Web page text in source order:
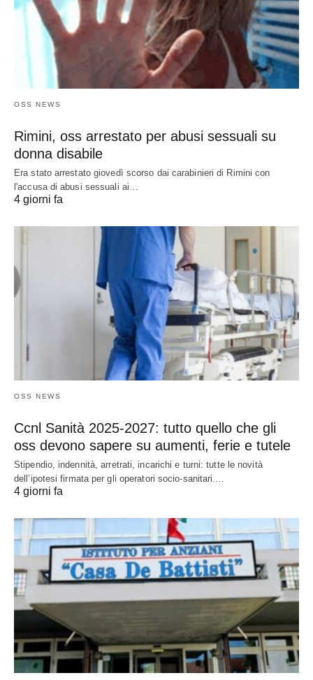
OSS NEWS
Rimini, oss arrestato per abusi sessuali su
donna disabile
Era stato arrestato giovedì scorso dai carabinieri di Rimini con
l'accusa di abusi sessuali ai…
4 giorni fa
OSS NEWS
Ccnl Sanità 2025-2027: tutto quello che gli
oss devono sapere su aumenti, ferie e tutele
Stipendio, indennità, arretrati, incarichi e turni: tutte le novità
dell’ipotesi firmata per gli operatori socio-sanitari.…
4 giorni fa